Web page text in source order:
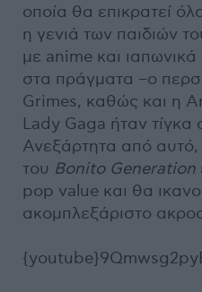
οποία θα επικρατεί
η γενιά των παιδιών
με anime και
στα πράγματα –ο
Grimes, καθώς και η
Lady Gaga ήταν τίγκα
Ανεξάρτητα από
του Bonito Generation
pop value και θα
ακομπλεξάριστο